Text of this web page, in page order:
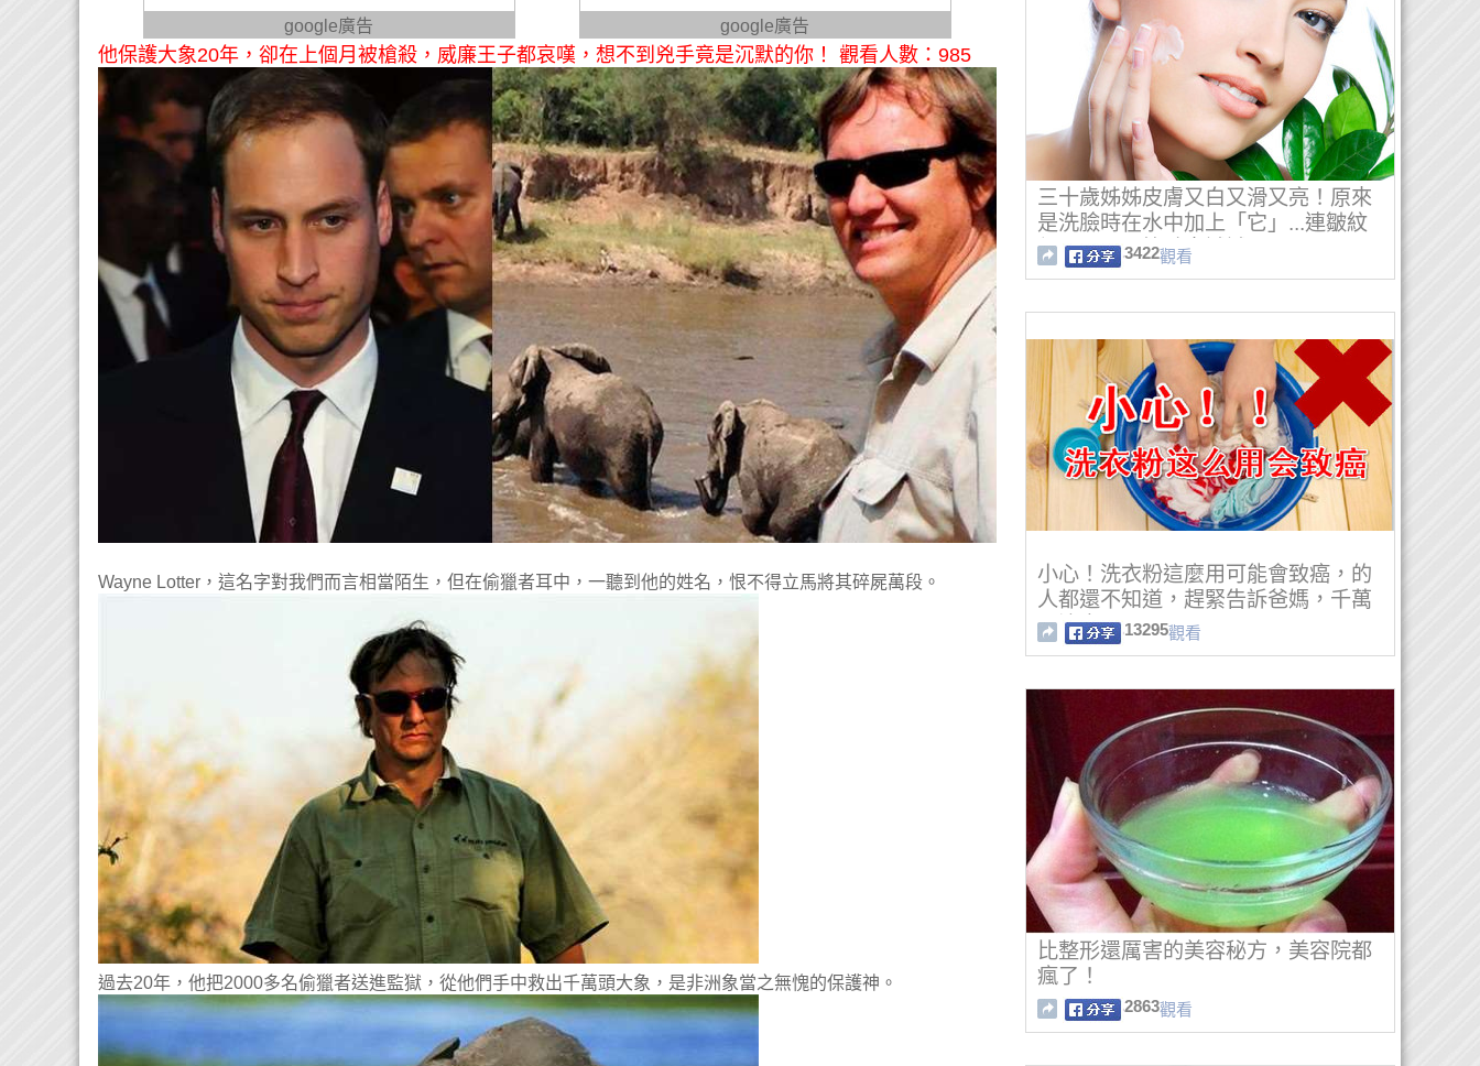
google廣告 google廣告
他保護大象20年，卻在上個月被槍殺，威廉王子都哀嘆，想不到兇手竟是沉默的你！ 觀看人數：985
Wayne Lotter，這名字對我們而言相當陌生，但在偷獵者耳中，一聽到他的姓名，恨不得立馬將其碎屍萬段。
過去20年，他把2000多名偷獵者送進監獄，從他們手中救出千萬頭大象，是非洲象當之無愧的保護神。
三十歲姊姊皮膚又白又滑又亮！原來
是洗臉時在水中加上「它」...連皺紋
都不見了！快點來試試！
3422觀看
小心！洗衣粉這麼用可能會致癌，的
人都還不知道，趕緊告訴爸媽，千萬
要注意！ 13295觀看
比整形還厲害的美容秘方，美容院都
瘋了！
2863觀看